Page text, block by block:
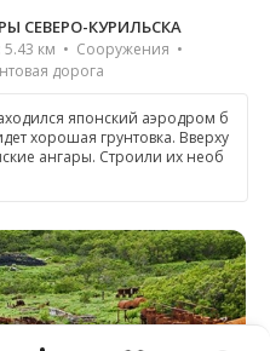
СЕВЕРО-КУРИЛЬСКА
км • Сооружения •
дорога
японский аэродром б
хорошая грунтовка. Вверху
ангары. Строили их необ